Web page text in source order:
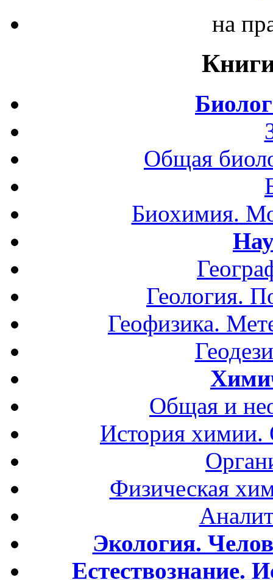
на
Общая
Биохимия.
Геология.
Геофизика.
Общая и
История
Физическая
Экология.
Естествознание.